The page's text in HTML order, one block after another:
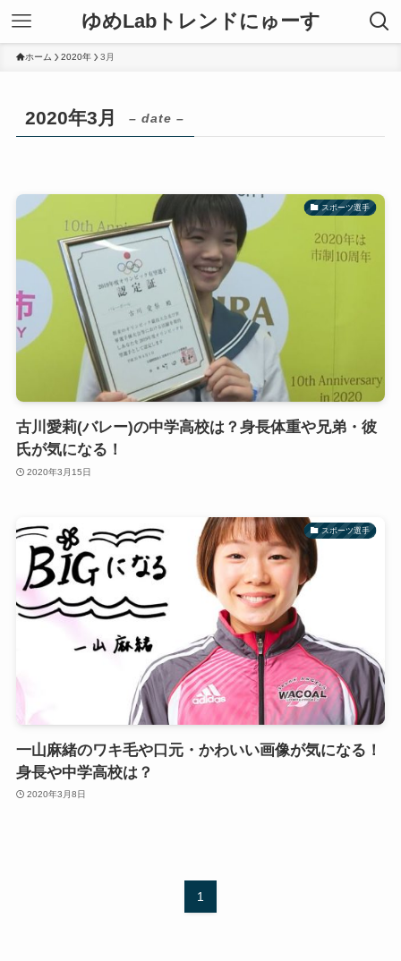
ゆめLabトレンドにゅーす
ホーム 2020年 3月
2020年3月 – date –
スポーツ選手
古川愛莉(バレー)の中学高校は？身長体重や兄弟・彼
氏が気になる！
2020年3月15日
スポーツ選手
一山麻緒のワキ毛や口元・かわいい画像が気になる！
身長や中学高校は？
2020年3月8日
1